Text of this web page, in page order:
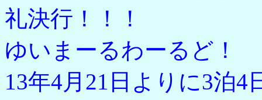
礼決行！！！
ゆいまーるわーるど！
13年4月21日よりに3泊4